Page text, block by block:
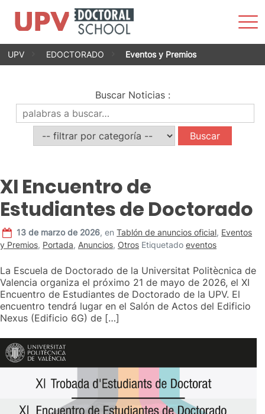
Saltar
UPV EDOCTORADO Eventos y Premios
Buscar Noticias:
XI Encuentro de
Estudiantes de Doctorado
13 de marzo de 2026,enTablón de anuncios oficial, Eventos
y Premios, Portada, Anuncios, Otros Etiquetado eventos
La Escuela de Doctorado de la Universitat Politècnica de
Valencia organiza el próximo 21 de mayo de 2026, el XI
Encuentro de Estudiantes de Doctorado de la UPV. El
encuentro tendrá lugar en el Salón de Actos del Edificio
Nexus (Edificio 6G) de […]